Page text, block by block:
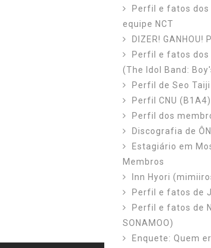
Perfil e fatos dos
equipe NCT
DIZER!
Perfil e fatos dos
(The Idol Band:
Perfil de Seo
Perfil CNU (B1A4)
Perfil dos
Discografia de
Estagiário em
Membros
Inn Hyori
Perfil e fatos de
Perfil e fatos de
SONAMOO)
Enquete: Quem